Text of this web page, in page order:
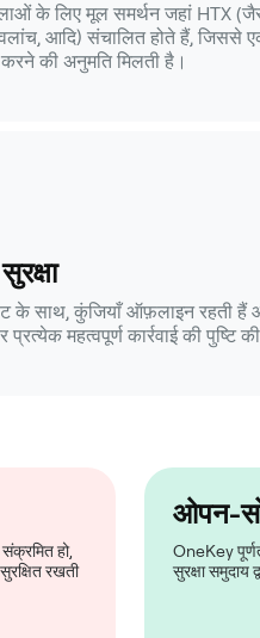
के लिए मूल समर्थन जहां HTX
आदि) संचालित होते हैं,
करने की अनुमति मिलती है।
के साथ, कुंजियाँ ऑफ़लाइन रहती हैं
प्रत्येक महत्वपूर्ण कार्रवाई की पुष्टि
हो,
रखती
ओपन-
OneKey
सुरक्षा समुदाय